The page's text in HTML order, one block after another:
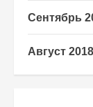
Сентябрь
Август 2018